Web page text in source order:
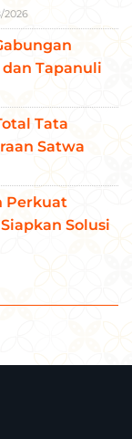
2026
Tapanuli
Tata
Satwa
Perkuat
Solusi